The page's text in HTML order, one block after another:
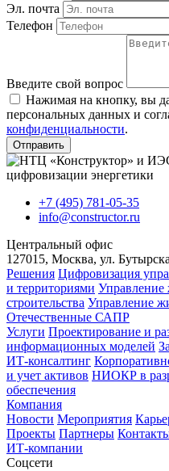
Эл. почта
Телефон
Введите свой вопрос
Нажимая на кнопку, вы
персональных данных и
конфиденциальности.
Отправить
+7 (495) 781-05-35
info@constructor.ru
Центральный офис
127015, Москва, ул.
Решения Цифровизация
и территориями Управление
строительства Управление
Отечественные САПР
Услуги Проектирование и
информационных моделей
ИТ-консалтинг
и учет активов НИОКР в
обеспечения
Компания
Новости Мероприятия
Проекты Партнеры
ИТ-компании
Соцсети